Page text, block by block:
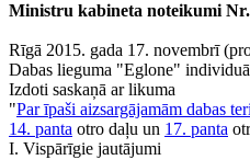
Ministru kabineta noteikumi
Rīgā 2015. gada 17. novembrī
Dabas lieguma "Eglone"
Izdoti saskaņā ar likuma
"Par īpaši aizsargājamām dabas
14. panta otro daļu un 17. panta
I. Vispārīgie jautājumi